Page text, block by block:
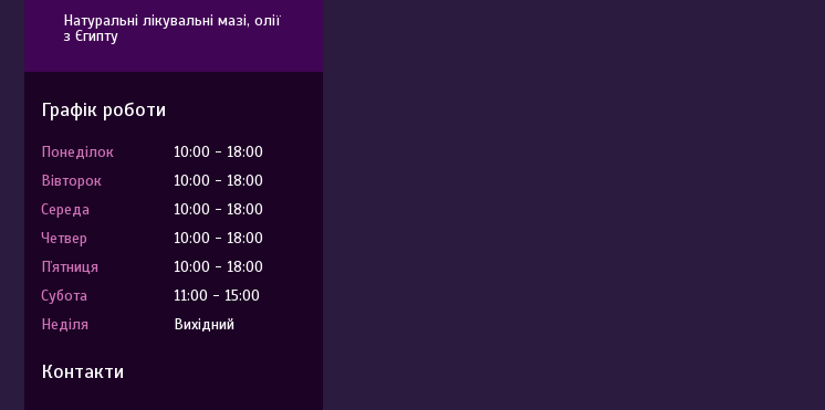
Натуральні лікувальні мазі, олії
з Єгипту
Графік роботи
Понеділок 10:00
18:00
Вівторок
10:00
18:00
Середа
10:00
18:00
Четвер
10:00
18:00
Пʼятниця
10:00
18:00
Субота
11:00
15:00
Неділя
Вихідний
Контакти